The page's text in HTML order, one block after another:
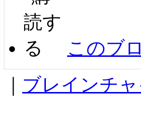
このブ
ブレインチ